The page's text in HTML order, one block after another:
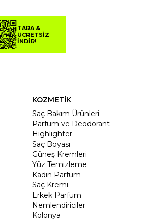
TARA &
ÜCRETSİZ
İNDİR!
KOZMETİK
Saç Bakım Ürünleri
Parfüm ve Deodorant
Highlighter
Saç Boyası
Güneş Kremleri
Yüz Temizleme
Kadın Parfüm
Saç Kremi
Erkek Parfüm
Nemlendiriciler
Kolonya